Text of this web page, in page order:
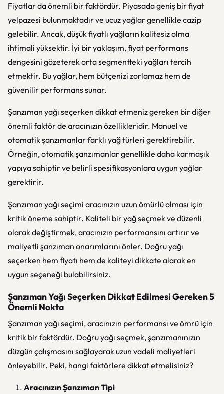
Fiyatlar da önemli bir faktördür. Piyasada geniş bir fiyat
yelpazesi bulunmaktadır ve ucuz yağlar genellikle cazip
gelebilir. Ancak, düşük fiyatlı yağların kalitesiz olma
ihtimali yüksektir. İyi bir yaklaşım, fiyat performans
dengesini gözeterek orta segmentteki yağları tercih
etmektir. Bu yağlar, hem bütçenizi zorlamaz hem de
güvenilir performans sunar.
Şanzıman yağı seçerken dikkat etmeniz gereken bir diğer
önemli faktör de aracınızın özellikleridir. Manuel ve
otomatik şanzımanlar farklı yağ türleri gerektirebilir.
Örneğin, otomatik şanzımanlar genellikle daha karmaşık
yapıya sahiptir ve belirli spesifikasyonlara uygun yağlar
gerektirir.
Şanzıman yağı seçimi aracınızın uzun ömürlü olması için
kritik öneme sahiptir. Kaliteli bir yağ seçmek ve düzenli
olarak değiştirmek, aracınızın performansını artırır ve
maliyetli şanzıman onarımlarını önler. Doğru yağı
seçerken hem fiyatı hem de kaliteyi dikkate alarak en
uygun seçeneği bulabilirsiniz.
Şanzıman Yağı Seçerken Dikkat Edilmesi Gereken 5
Önemli Nokta
Şanzıman yağı seçimi, aracınızın performansı ve ömrü için
kritik bir faktördür. Doğru yağı seçmek, şanzımanınızın
düzgün çalışmasını sağlayarak uzun vadeli maliyetleri
önleyebilir. Peki, hangi faktörlere dikkat etmelisiniz?
Aracınızın Şanzıman Tipi